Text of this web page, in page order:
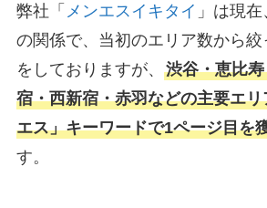
弊社「 メンエスイキタイ 」は現
の関係で、当初のエリア数から
をしておりますが、 渋谷・恵比
宿・西新宿・赤羽などの主要エ
エス」キーワードで1ページ目を
す。